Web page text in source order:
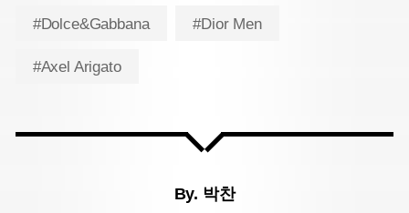
#Dolce&Gabbana #Dior Men
#Axel Arigato
By. 박찬